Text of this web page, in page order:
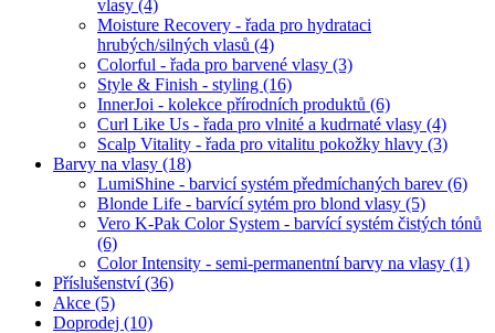
vlasy (4)
Moisture Recovery - řada pro hydrataci
hrubých/silných vlasů (4)
Colorful - řada pro barvené vlasy (3)
Style & Finish - styling (16)
InnerJoi - kolekce přírodních produktů (6)
Curl Like Us - řada pro vlnité a kudrnaté vlasy (4)
Scalp Vitality - řada pro vitalitu pokožky hlavy (3)
Barvy na vlasy (18)
LumiShine - barvicí systém předmíchaných barev (6)
Blonde Life - barvící sytém pro blond vlasy (5)
Vero K-Pak Color System - barvící systém čistých tónů
(6)
Color Intensity - semi-permanentní barvy na vlasy (1)
Příslušenství(36)
Akce (5)
Doprodej (10)